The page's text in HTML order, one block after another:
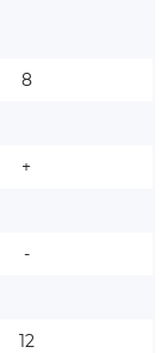
8
+
-
12